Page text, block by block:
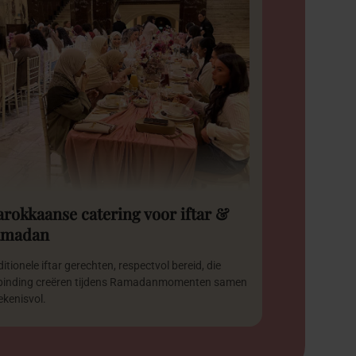
catering voor iftar &
iftar gerechten, respectvol bereid, die
creëren tijdens Ramadanmomenten samen